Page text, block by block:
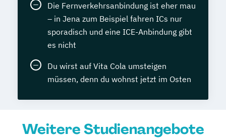
Die Fernverkehrsanbindung ist eher mau
– in Jena zum Beispiel fahren ICs nur
sporadisch und eine ICE-Anbindung gibt
es nicht
Du wirst auf Vita Cola umsteigen
müssen, denn du wohnst jetzt im Osten
Weitere Studienangebote